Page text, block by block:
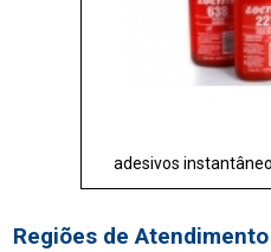
adesivos
Regiões de Atendimento